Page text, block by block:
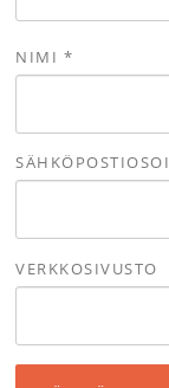
NIMI *
VERKKOSIVUSTO